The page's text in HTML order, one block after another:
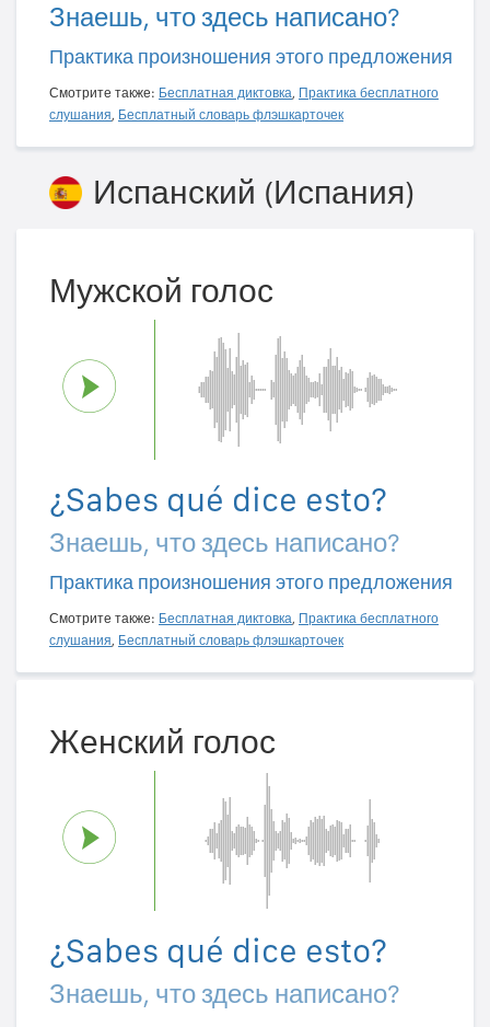
Знаешь, что здесь написано?
Практика произношения этого предложения
Смотрите также: Бесплатная диктовка, Практика бесплатного
слушания, Бесплатный словарь флэшкарточек
Испанский (Испания)
Мужской голос
¿Sabes qué dice esto?
Знаешь, что здесь написано?
Практика произношения этого предложения
Смотрите также: Бесплатная диктовка, Практика бесплатного
слушания, Бесплатный словарь флэшкарточек
Женский голос
¿Sabes qué dice esto?
Знаешь, что здесь написано?